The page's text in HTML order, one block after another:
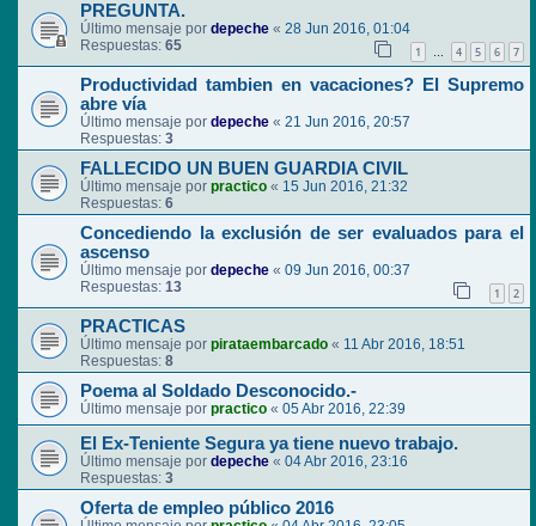
PREGUNTA.
Último mensaje por depeche « 28 Jun 2016, 01:04
Respuestas: 65 1 … 4 5 6 7
Productividad tambien en vacaciones? El Supremo
abre vía
Último mensaje por depeche « 21 Jun 2016, 20:57
Respuestas: 3
FALLECIDO UN BUEN GUARDIA CIVIL
Último mensaje por practico « 15 Jun 2016, 21:32
Respuestas: 6
Concediendo la exclusión de ser evaluados para el
ascenso
Último mensaje por depeche « 09 Jun 2016, 00:37
Respuestas: 13 1 2
PRACTICAS
Último mensaje por pirataembarcado « 11 Abr 2016, 18:51
Respuestas: 8
Poema al Soldado Desconocido.-
Último mensaje por practico « 05 Abr 2016, 22:39
El Ex-Teniente Segura ya tiene nuevo trabajo.
Último mensaje por depeche « 04 Abr 2016, 23:16
Respuestas: 3
Oferta de empleo público 2016